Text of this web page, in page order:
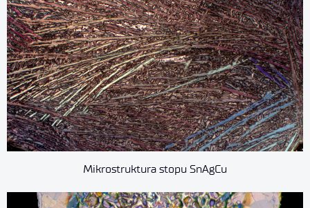
Mikrostruktura stopu SnAgCu